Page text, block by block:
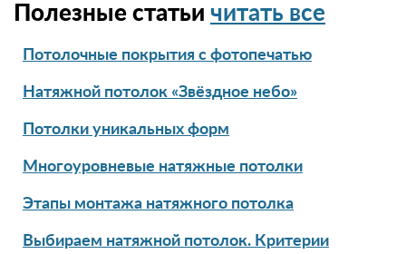
Полезные статьи читать все
Потолочные покрытия с фотопечатью
Натяжной потолок «Звёздное небо»
Потолки уникальных форм
Многоуровневые натяжные потолки
Этапы монтажа натяжного потолка
Выбираем натяжной потолок. Критерии